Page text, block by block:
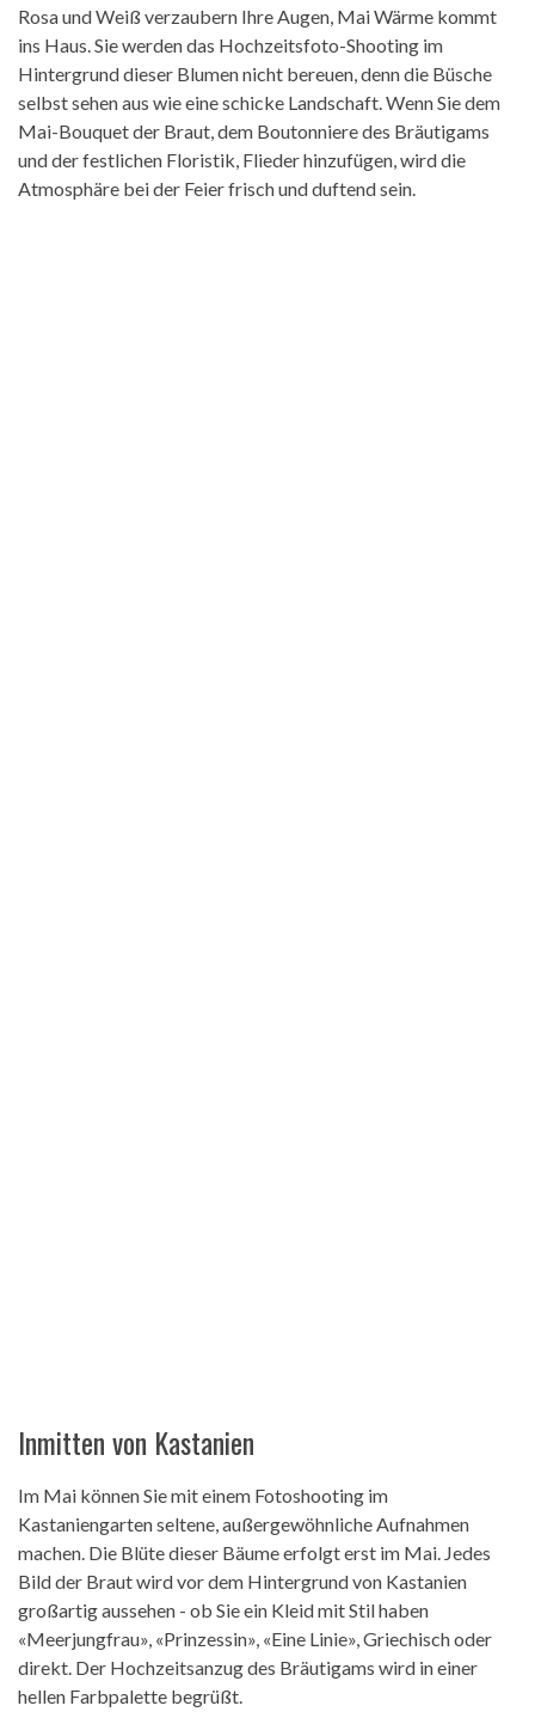
Rosa und Weiß verzaubern Ihre Augen, Mai Wärme kommt
ins Haus. Sie werden das Hochzeitsfoto-Shooting im
Hintergrund dieser Blumen nicht bereuen, denn die Büsche
selbst sehen aus wie eine schicke Landschaft. Wenn Sie dem
Mai-Bouquet der Braut, dem Boutonniere des Bräutigams
und der festlichen Floristik, Flieder hinzufügen, wird die
Atmosphäre bei der Feier frisch und duftend sein.
Inmitten von Kastanien
Im Mai können Sie mit einem Fotoshooting im
Kastaniengarten seltene, außergewöhnliche Aufnahmen
machen. Die Blüte dieser Bäume erfolgt erst im Mai. Jedes
Bild der Braut wird vor dem Hintergrund von Kastanien
großartig aussehen - ob Sie ein Kleid mit Stil haben
«Meerjungfrau», «Prinzessin», «Eine Linie», Griechisch oder
direkt. Der Hochzeitsanzug des Bräutigams wird in einer
hellen Farbpalette begrüßt.